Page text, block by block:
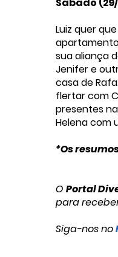
Luiz quer
sua aliança
Jenifer e
casa de
flertar com
presentes
Helena com
*Os
O Portal
para
Siga-nos no